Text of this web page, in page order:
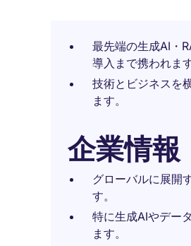
最先端の生成AI・
導入まで携われます
技術とビジネスを
ます。
企業情報
グローバルに展開
す。
特に生成AIやデー
ます。